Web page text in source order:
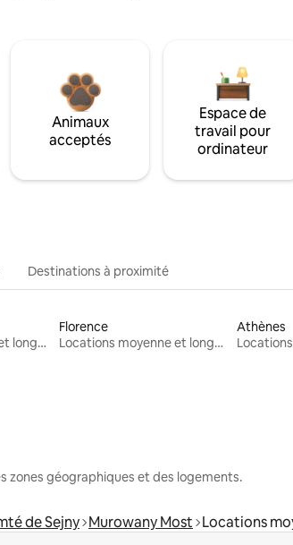
Animaux
acceptés
Espace de
travail pour
ordinateur
Destinations à proximité
Locations moyenne et longue durée
Florence
Locations moyenne et longue durée
Athènes
zones géographiques et des logements.
de Sejny Murowany Most Locations